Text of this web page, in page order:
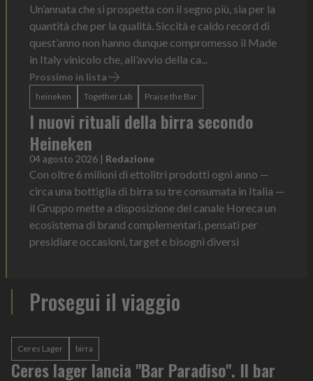
Un’annata che si prospetta con il segno più, sia per la
quantità che per la qualità. Siccità e caldo record di
quest’anno non hanno dunque compromesso il Made
in Italy vinicolo che, all’avvio della ca...
Prossimo in lista
heineken Together Lab Praise the Bar
I nuovi rituali della birra secondo
Heineken
04 agosto 2026 | Redazione
Con oltre 6 milioni di ettolitri prodotti ogni anno —
circa una bottiglia di birra su tre consumata in Italia —
il Gruppo mette a disposizione del canale Horeca un
ecosistema di brand complementari, pensati per
presidiare occasioni, target e bisogni diversi
Prosegui il viaggio
Ceres Lager birra
Ceres lager lancia "Bar Paradiso". Il bar